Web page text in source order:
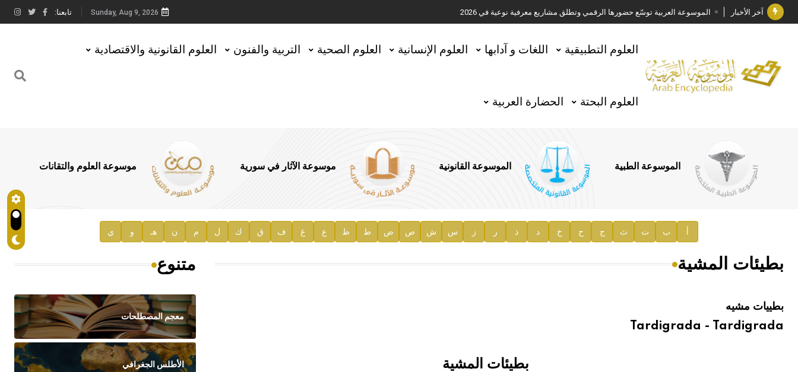
آخر الأخبار الموسوعة العربية توسّع حضورها الرقمي وتطلق مشاريع معرفية نوعية في 2026
جائزة مجمع الملك سلمان العالمي للغة العربية 2025
الأستاذ إياد خالد الطباع مدير عام لهيئة الموسوعة العربية
السيد محمد ياسين صالح وزيرا للثقافة
توصيات مجلس الإدارة
صدور المجلد السابع من موسوعة الآثار في سورية
إعلان..
هيئة الموسوعة العربية تطلق موسوعات جديدة في عام 2026
Sunday, Aug 9, 2026 تابعنا:
العلوم التطبيقية اللغات و آدابها العلوم الإنسانية العلوم الصحية التربية والفنون العلوم القانونية والاقتصادية
العلوم البحتة الحضارة العربية
الموسوعة الطبية الموسوعة القانونية موسوعة الآثار في سورية موسوعة العلوم والتقانات
أ ب ت ث ج ح خ د ذ ر ز س ش ص ض ط ظ ع غ ف ق ك ل م ن هـ و ي
بطيئات المشية
بطييات مشيه
Tardigrada - Tardigrada
بطيئات المشية
متنوع
معجم المصطلحات
الأطلس الجغرافي